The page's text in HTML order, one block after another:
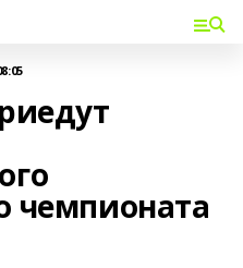
чемпионата